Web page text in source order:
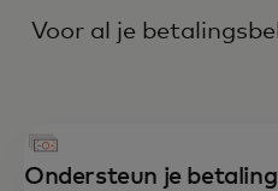
Voor al je
Ondersteun je